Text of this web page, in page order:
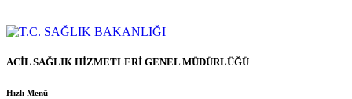
ACİL SAĞLIK HİZMETLERİ GENEL MÜDÜRLÜĞÜ
Hızlı Menü